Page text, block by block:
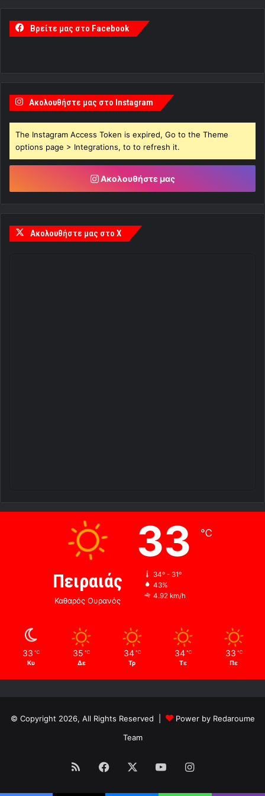
Βρείτε μας στο Facebook
Ακολουθήστε μας στο Instagram
The Instagram Access Token is expired, Go to the Theme
options page > Integrations, to to refresh it.
Ακολουθήστε μας
Ακολουθήστε μας στο X
Πειραιάς
Καθαρός Ουρανός
33 ℃
34º - 31º
43%
4.92 km/h
33 ℃
Κυ
35 ℃
Δε
34 ℃
Τρ
34 ℃
Τε
33 ℃
Πε
© Copyright 2026, All Rights Reserved |
Power by Redaroume
Team
RSS Facebook YouTubeInstagram